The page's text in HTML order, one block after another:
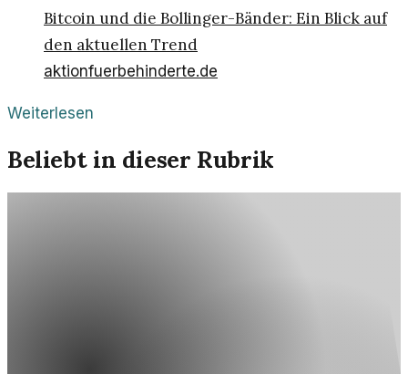
Bitcoin und die Bollinger-Bänder: Ein Blick auf
den aktuellen Trend
aktionfuerbehinderte.de
Weiterlesen
Beliebt in dieser Rubrik